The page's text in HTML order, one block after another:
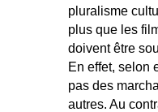
pluralisme
plus que les
doivent être
En effet, selon
pas des
autres. Au